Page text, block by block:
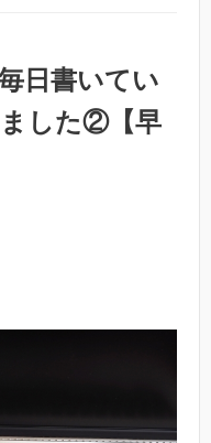
日書いてい
した②【早